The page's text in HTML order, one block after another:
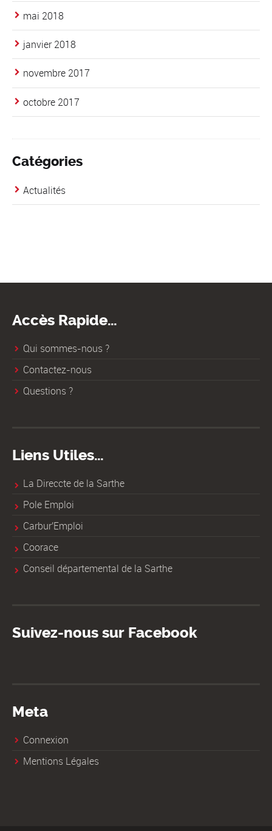
mai 2018
janvier 2018
novembre 2017
octobre 2017
Catégories
Actualités
Accès Rapide…
Qui sommes-nous ?
Contactez-nous
Questions ?
Liens Utiles…
La Direccte de la Sarthe
Pole Emploi
Carbur'Emploi
Coorace
Conseil départemental de la Sarthe
Suivez-nous sur Facebook
Meta
Connexion
Mentions Légales